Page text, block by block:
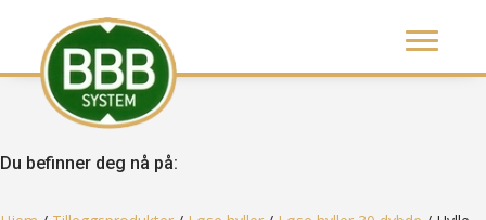
Du befinner deg nå på: